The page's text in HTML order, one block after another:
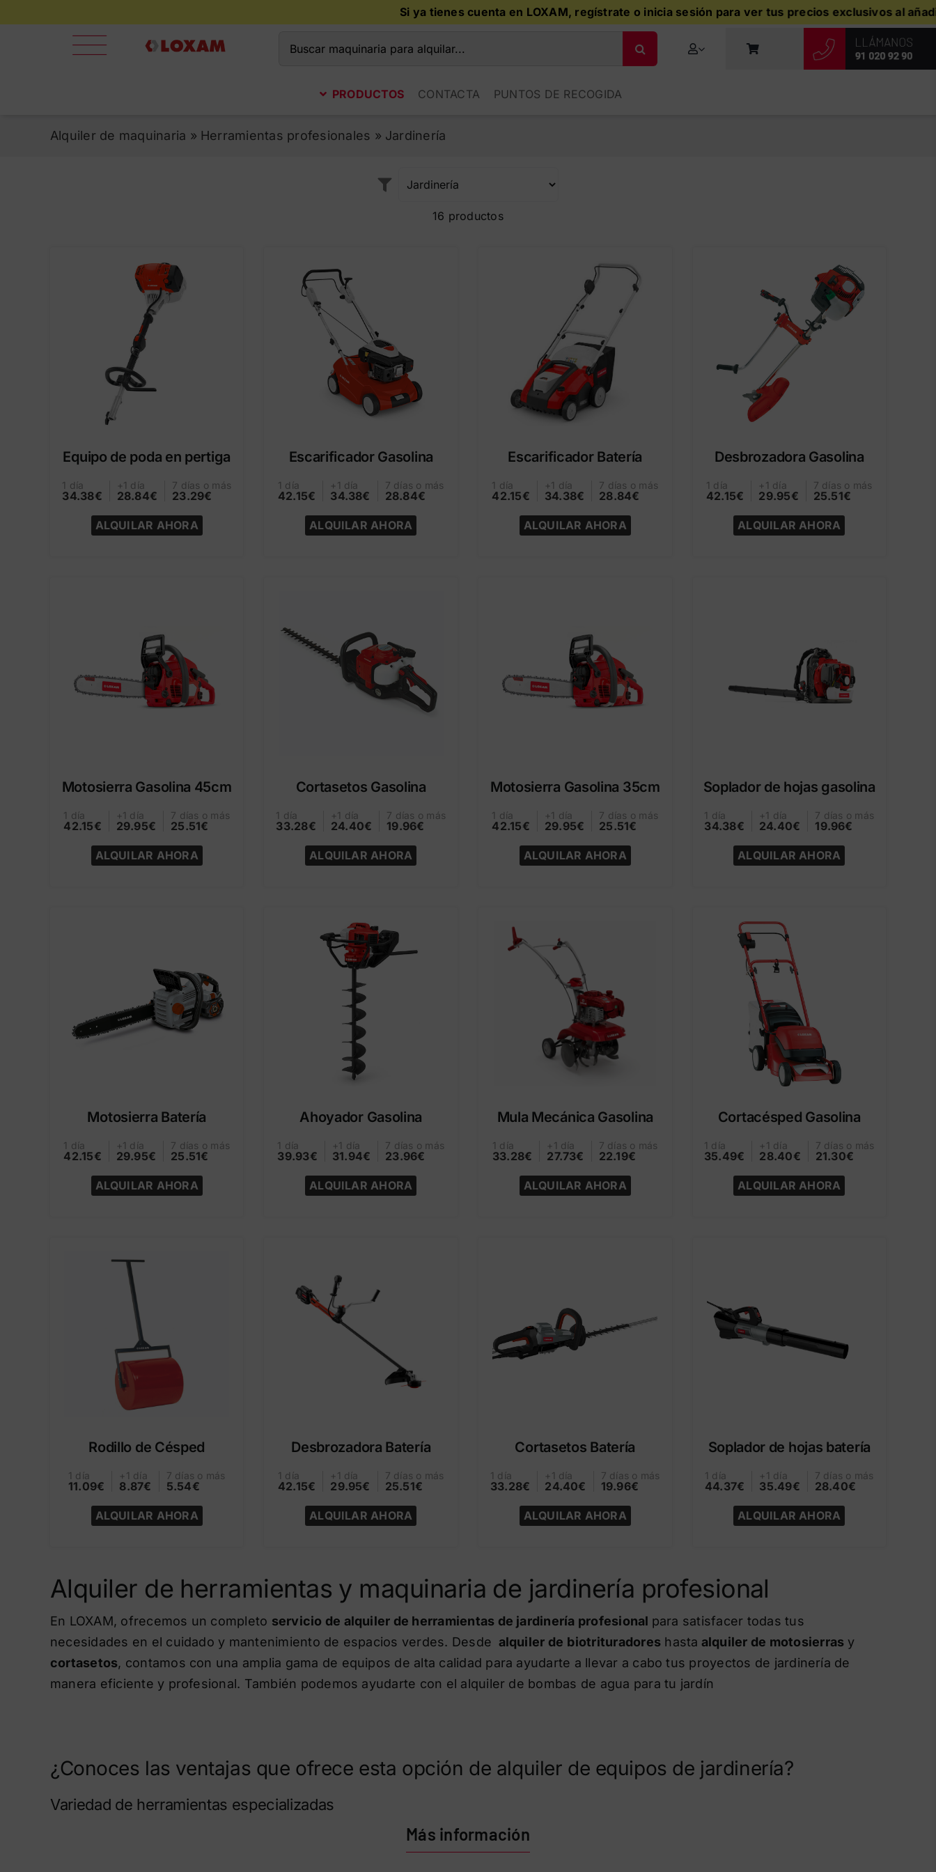
al
Si ya tienes cuenta en LOXAM, regístrate o inicia sesión para ver tus precios exclusivos al añadir productos
PRODUCTOS CONTACTA PUNTOS DE RECOGIDA
Alquiler de maquinaria » Herramientas profesionales » Jardinería
16 productos
Equipo de poda en pertiga
1 día
34.38€
+1 día
28.84€
7 días o más
23.29€
ALQUILAR AHORA
Escarificador Gasolina
1 día
42.15€
+1 día
34.38€
7 días o más
28.84€
ALQUILAR AHORA
Escarificador Batería
1 día
42.15€
+1 día
34.38€
7 días o más
28.84€
ALQUILAR AHORA
Desbrozadora Gasolina
1 día
42.15€
+1 día
29.95€
7 días o más
25.51€
ALQUILAR AHORA
Motosierra Gasolina 45cm
1 día
42.15€
+1 día
29.95€
7 días o más
25.51€
ALQUILAR AHORA
Cortasetos Gasolina
1 día
33.28€
+1 día
24.40€
7 días o más
19.96€
ALQUILAR AHORA
Motosierra Gasolina 35cm
1 día
42.15€
+1 día
29.95€
7 días o más
25.51€
ALQUILAR AHORA
Soplador de hojas gasolina
1 día
34.38€
+1 día
24.40€
7 días o más
19.96€
ALQUILAR AHORA
Motosierra Batería
1 día
42.15€
+1 día
29.95€
7 días o más
25.51€
ALQUILAR AHORA
Ahoyador Gasolina
1 día
39.93€
+1 día
31.94€
7 días o más
23.96€
ALQUILAR AHORA
Mula Mecánica Gasolina
1 día
33.28€
+1 día
27.73€
7 días o más
22.19€
ALQUILAR AHORA
Cortacésped Gasolina
1 día
35.49€
+1 día
28.40€
7 días o más
21.30€
ALQUILAR AHORA
Rodillo de Césped
1 día
11.09€
+1 día
8.87€
7 días o más
5.54€
ALQUILAR AHORA
Desbrozadora Batería
1 día
42.15€
+1 día
29.95€
7 días o más
25.51€
ALQUILAR AHORA
Cortasetos Batería
1 día
33.28€
+1 día
24.40€
7 días o más
19.96€
ALQUILAR AHORA
Soplador de hojas batería
1 día
44.37€
+1 día
35.49€
7 días o más
28.40€
ALQUILAR AHORA
Alquiler de herramientas y maquinaria de jardinería profesional
En LOXAM, ofrecemos un completo servicio de alquiler de herramientas de jardinería profesional para satisfacer todas tus
necesidades en el cuidado y mantenimiento de espacios verdes. Desde alquiler de biotrituradores hasta alquiler de motosierras y
cortasetos, contamos con una amplia gama de equipos de alta calidad para ayudarte a llevar a cabo tus proyectos de jardinería de
manera eficiente y profesional. También podemos ayudarte con el alquiler de bombas de agua para tu jardín
¿Conoces las ventajas que ofrece esta opción de alquiler de equipos de jardinería?
Variedad de herramientas especializadas
herramientas especializadas en jardinería
pértiga hasta cortasetos y desbrozadoras. Sea cual sea la tarea que tengas por delante en tu jardín, tenemos la herramienta adecuada
Más información